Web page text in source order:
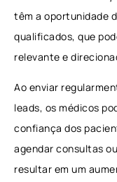
têm a oportunidade
qualificados, que
relevante e
Ao enviar
leads, os médicos
confiança dos
agendar consultas
resultar em um